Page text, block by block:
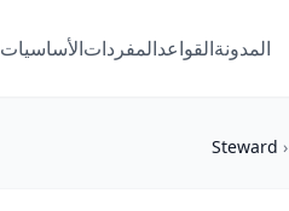
المدونةالقواعدالمفرداتالأساسيات
‹
Steward